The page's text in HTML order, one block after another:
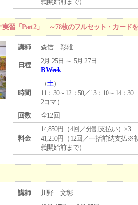
義開始前まで）
実習「Part2」 ～78枚のフルセット・カード
講師 森信 彰雄
日程
2月 25日 ～ 5月 27日
B Week
時間
（土）
11：30～12：50／13：10～14：30
2コマ）
回数
全12回
料金
14,850円（4回／分割支払い）×3
41,250円（12回／一括前納支払※
義開始前まで）
講師 川野 文彰